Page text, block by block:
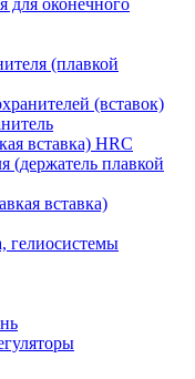
для оконечного
(плавкой
(вставок)
вставка) HRC
(держатель плавкой
вставка)
гелиосистемы